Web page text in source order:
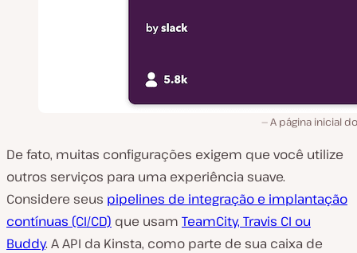
A página inicial do
De fato, muitas configurações exigem que você utilize
outros serviços para uma experiência suave.
Considere seus pipelines de integração e implantação
contínuas (CI/CD) que usam TeamCity, Travis CI ou
Buddy. A API da Kinsta, como parte de sua caixa de